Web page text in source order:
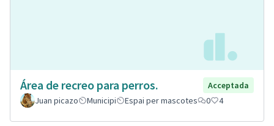
Área de recreo para perros.
Acceptada
Juan picazo
Municipi Espai per mascotes 0 4